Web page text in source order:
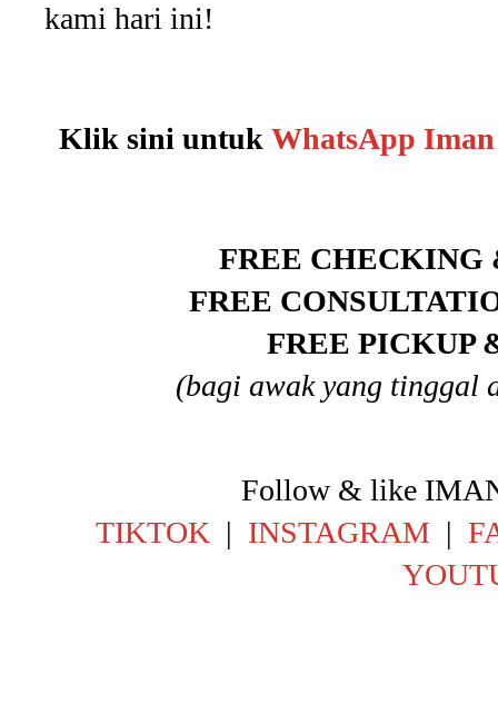
kami hari ini!
Klik sini untuk WhatsApp
FREE CHECKING
FREE
FREE PICKUP
(bagi awak yang tinggal
Follow & like
TIKTOK| INSTAGRAM |